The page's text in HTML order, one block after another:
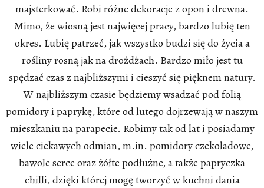
majsterkować. Robi różne dekoracje z opon i drewna.
Mimo, że wiosną jest najwięcej pracy, bardzo lubię ten
okres. Lubię patrzeć, jak wszystko budzi się do życia a
rośliny rosną jak na drożdżach. Bardzo miło jest tu
spędzać czas z najbliższymi i cieszyć się pięknem natury.
W najbliższym czasie będziemy wsadzać pod folią
pomidory i paprykę, które od lutego dojrzewają w naszym
mieszkaniu na parapecie. Robimy tak od lat i posiadamy
wiele ciekawych odmian, m.in. pomidory czekoladowe,
bawole serce oraz żółte podłużne, a także papryczka
chilli, dzięki której mogę tworzyć w kuchni dania